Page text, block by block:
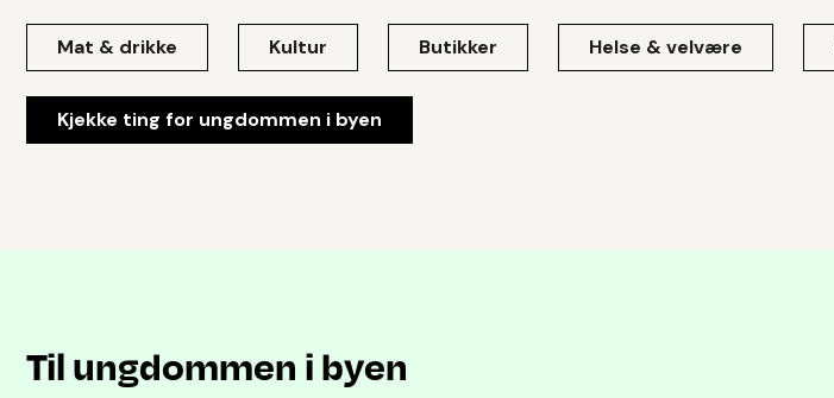
Mat & drikke Kultur Butikker Helse & velvære
Kjekke ting for ungdommen i byen
Til ungdommen i byen